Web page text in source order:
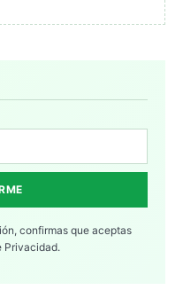
confirmas que aceptas
Privacidad.